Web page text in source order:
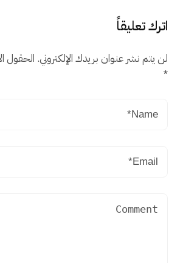
اترك تعليقاً
لن يتم نشر عنوان بريدك الإلكتروني. الحقول
*